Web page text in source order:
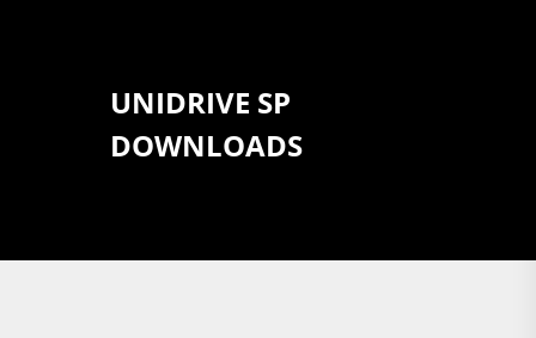
UNIDRIVE SP
DOWNLOADS